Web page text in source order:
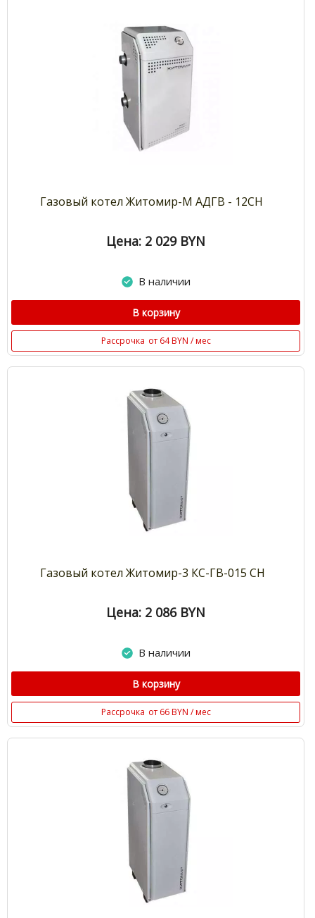
Газовый котел Житомир-М АДГВ - 12СН
Цена: 2 029 BYN
В наличии
В корзину
Рассрочка от 64 BYN / мес
Газовый котел Житомир-3 КС-ГВ-015 СН
Цена: 2 086 BYN
В наличии
В корзину
Рассрочка от 66 BYN / мес